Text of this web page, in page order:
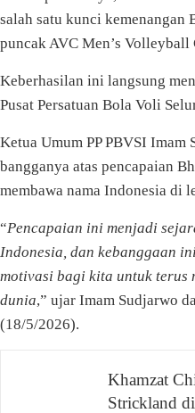
salah satu kunci kemenangan
puncak AVC Men’s Volleyball
Keberhasilan ini langsung
Pusat Persatuan Bola Voli
Ketua Umum PP PBVSI Imam
bangganya atas pencapaian
membawa nama Indonesia di
“Pencapaian ini menjadi
Indonesia, dan kebanggaan
motivasi bagi kita untuk terus
dunia,” ujar Imam Sudjarwo
(18/5/2026).
NavigasiKhamzat
Strickland